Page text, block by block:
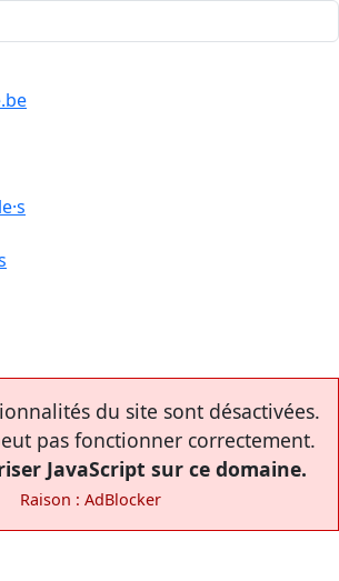
du site sont désactivées.
pas fonctionner correctement.
JavaScript sur ce domaine.
Raison : AdBlocker